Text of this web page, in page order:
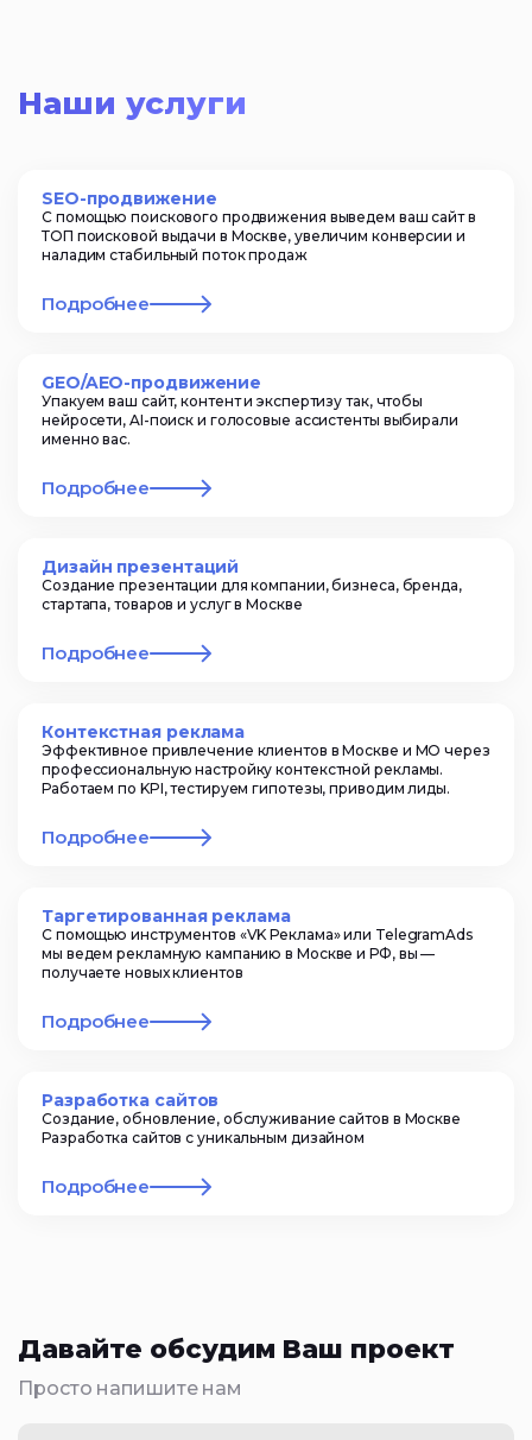
Наши услуги
SEO-продвижение
С помощью поискового продвижения выведем ваш сайт в
ТОП поисковой выдачи в Москве, увеличим конверсии и
наладим стабильный поток продаж
Подробнее
GEO/AEO-продвижение
Упакуем ваш сайт, контент и экспертизу так, чтобы
нейросети, AI-поиск и голосовые ассистенты выбирали
именно вас.
Подробнее
Дизайн презентаций
Создание презентации для компании, бизнеса, бренда,
стартапа, товаров и услуг в Москве
Подробнее
Контекстная реклама
Эффективное привлечение клиентов в Москве и МО через
профессиональную настройку контекстной рекламы.
Работаем по KPI, тестируем гипотезы, приводим лиды.
Подробнее
Таргетированная реклама
С помощью инструментов «VK Реклама» или TelegramAds
мы ведем рекламную кампанию в Москве и РФ, вы —
получаете новых клиентов
Подробнее
Разработка сайтов
Создание, обновление, обслуживание сайтов в Москве
Разработка сайтов с уникальным дизайном
Подробнее
Давайте обсудим Ваш проект
Просто напишите нам